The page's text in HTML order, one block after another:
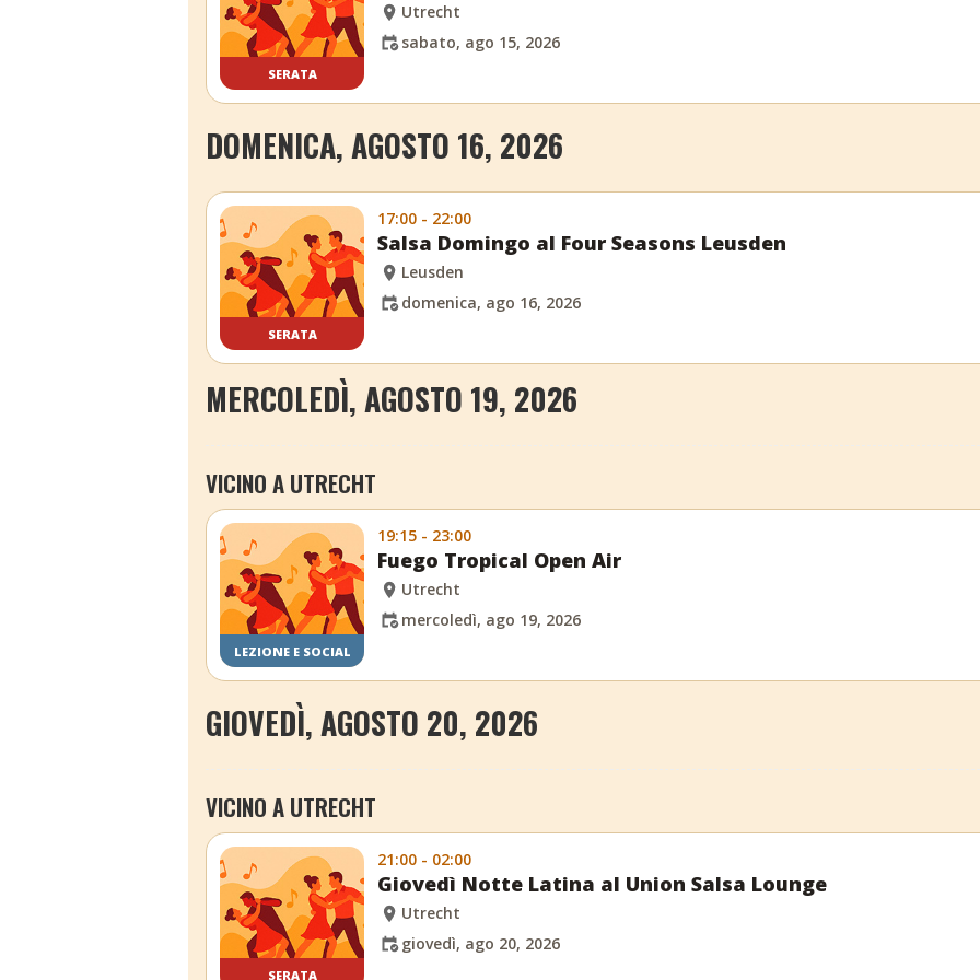
SERATA
Utrecht
sabato, ago 15, 2026
DOMENICA, AGOSTO 16, 2026
SERATA
17:00 - 22:00
Salsa Domingo al Four Seasons Leusden
Leusden
domenica, ago 16, 2026
MERCOLEDÌ, AGOSTO 19, 2026
VICINO A UTRECHT
LEZIONE E SOCIAL
19:15 - 23:00
Fuego Tropical Open Air
Utrecht
mercoledì, ago 19, 2026
GIOVEDÌ, AGOSTO 20, 2026
VICINO A UTRECHT
SERATA
21:00 - 02:00
Giovedì Notte Latina al Union Salsa Lounge
Utrecht
giovedì, ago 20, 2026